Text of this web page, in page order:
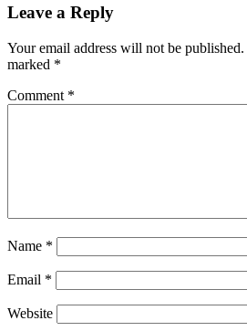
Leave a Reply
Your email address will not be published.
marked *
Comment *
Name *
Email *
Website